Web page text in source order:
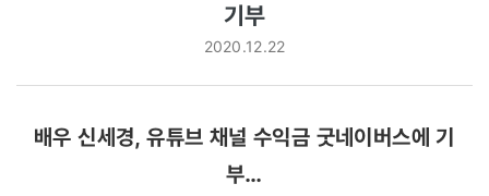
기부
2020.12.22
배우 신세경, 유튜브 채널 수익금 굿네이버스에 기
부…